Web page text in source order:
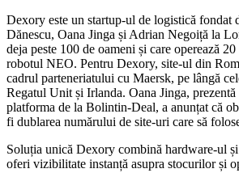
Dexory este un startup-ul de logistică fondat
Dănescu, Oana Jinga și Adrian Negoiță la
deja peste 100 de oameni și care operează
robotul NEO. Pentru Dexory, site-ul din
cadrul parteneriatului cu Maersk, pe lângă
Regatul Unit și Irlanda. Oana Jinga,
platforma de la Bolintin-Deal, a anunțat că
fi dublarea numărului de site-uri care să
Soluția unică Dexory combină hardware-ul
oferi vizibilitate instanță asupra stocurilor și